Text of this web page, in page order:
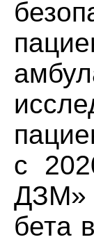
с
ДЗМ»
бета